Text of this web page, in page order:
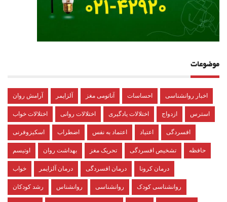
موضوعات
آرامش روان آلزایمر آناتومی مغز احساسات اخبار روانشناسی
اختلالات خواب اختلالات روانی اختلالات یادگیری ازدواج استرس
اسکیزوفرنی اضطراب اعتماد به نفس اعتیاد افسردگی
اوتیسم بهداشت روان تحریک مغز تشخیص افسردگی حافظه
خواب درمان آلزایمر درمان افسردگی درمان کرونا
رشد کودکان روانشناس روانشناسی روانشناسی کودک